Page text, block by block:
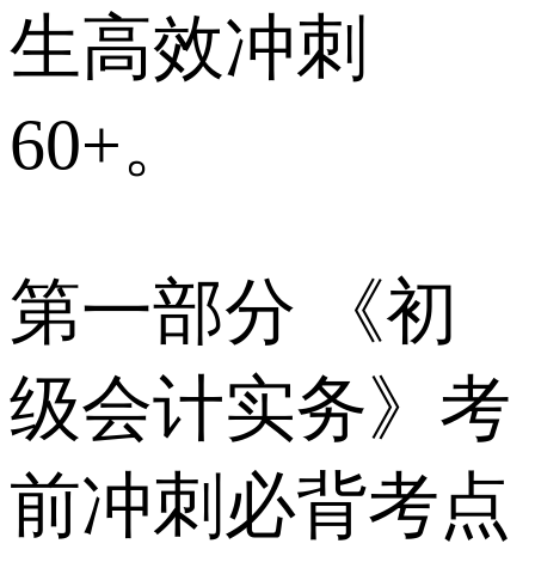
生高效冲刺
60+。
第一部分 《初
级会计实务》考
前冲刺必背考点